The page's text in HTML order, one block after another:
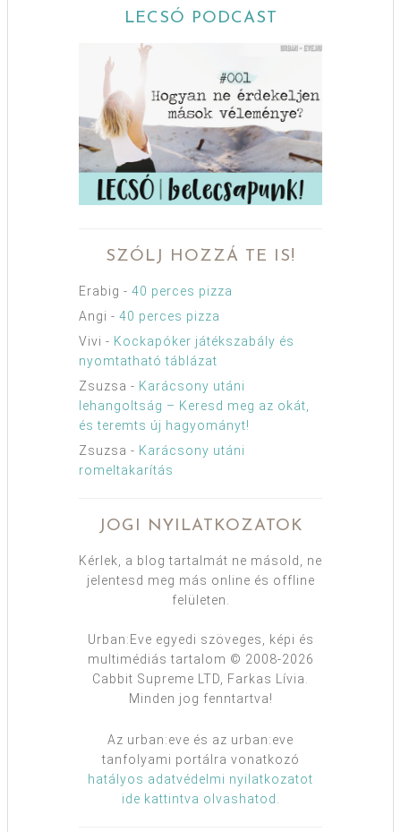
LECSÓ PODCAST
SZÓLJ HOZZÁ TE IS!
Erabig - 40 perces pizza
Angi - 40 perces pizza
Vivi - Kockapóker játékszabály és
nyomtatható táblázat
Zsuzsa - Karácsony utáni
lehangoltság – Keresd meg az okát,
és teremts új hagyományt!
Zsuzsa - Karácsony utáni
romeltakarítás
JOGI NYILATKOZATOK
Kérlek, a blog tartalmát ne másold, ne
jelentesd meg más online és offline
felületen.
Urban:Eve egyedi szöveges, képi és
multimédiás tartalom © 2008-2026
Cabbit Supreme LTD, Farkas Lívia.
Minden jog fenntartva!
Az urban:eve és az urban:eve
tanfolyami portálra vonatkozó
hatályos adatvédelmi nyilatkozatot
ide kattintva olvashatod